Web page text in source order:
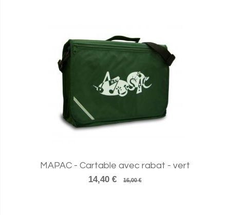
MAPAC - Cartable avec rabat - vert
14,40 €
16,00 €